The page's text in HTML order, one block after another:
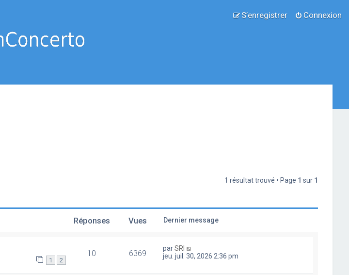
Connexion
S’enregistrer
1 résultat trouvé • Page 1 sur 1
Réponses Vues Dernier message
1 2
10 6369 parSRI
jeu. juil. 30, 2026 2:36 pm